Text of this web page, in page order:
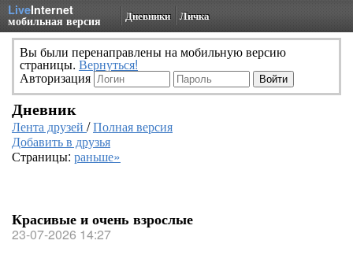
LiveInternet
мобильная версия Дневники Личка
Вы были перенаправлены на мобильную версию
страницы. Вернуться!
Авторизация
Дневник
Лента друзей /Полная версия
Добавить в друзья
Страницы: раньше»
Красивые и очень взрослые
23-07-2026 14:27